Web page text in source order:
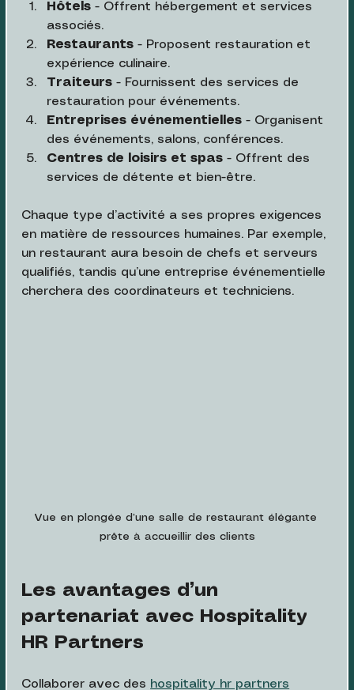
Hôtels - Offrent hébergement et services
associés.
Restaurants - Proposent restauration et
expérience culinaire.
Traiteurs - Fournissent des services de
restauration pour événements.
Entreprises événementielles - Organisent
des événements, salons, conférences.
Centres de loisirs et spas - Offrent des
services de détente et bien-être.
Chaque type d’activité a ses propres exigences
en matière de ressources humaines. Par exemple,
un restaurant aura besoin de chefs et serveurs
qualifiés, tandis qu’une entreprise événementielle
cherchera des coordinateurs et techniciens.
Vue en plongée d’une salle de restaurant élégante
prête à accueillir des clients
Les avantages d’un
partenariat avec Hospitality
HR Partners
Collaborer avec des hospitality hr partners